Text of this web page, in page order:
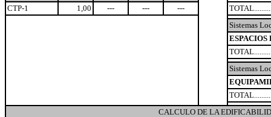
CTP-1
1,00 --- --- ---
Sistemas
ESPACIOS
Sistemas
CALCULO DE LA